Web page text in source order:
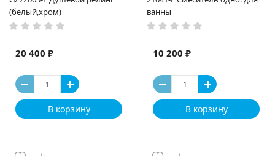
(белый,хром)
20 400 ₽
В корзину
ванны
10 200 ₽
В корзину